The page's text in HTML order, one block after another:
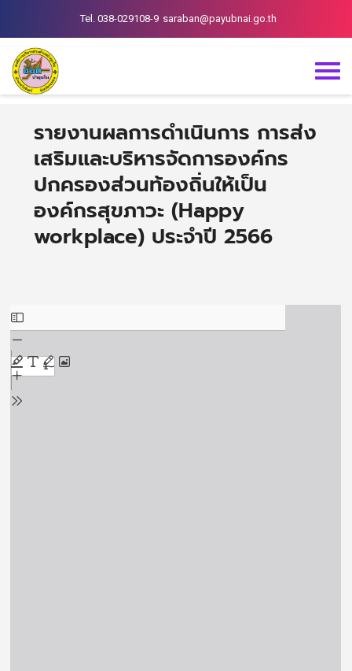
Tel. 038-029108-9 saraban@payubnai.go.th
รายงานผลการดำเนินการ การส่ง
เสริมและบริหารจัดการองค์กร
ปกครองส่วนท้องถิ่นให้เป็น
องค์กรสุขภาวะ (Happy
workplace) ประจำปี 2566